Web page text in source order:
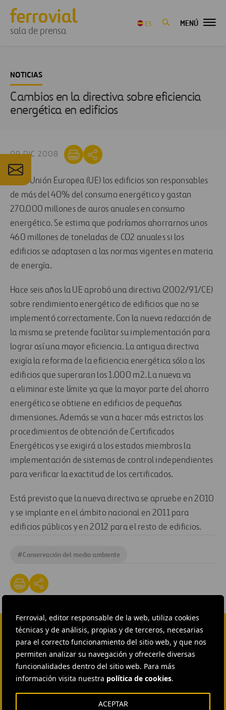
Ferrovial, editor responsable de la web, utiliza cookies
técnicas y de análisis, propias y de terceros, necesarias
para el correcto funcionamiento del sitio web, y que nos
permiten analizar su navegación y ofrecerle diversas
funcionalidades dentro del sitio web. Para más
información visita nuestra política de cookies.
ACEPTAR
sala de prensa
ES MENÚ
NOTICIAS
Cambios en la directiva sobre eficiencia
energética en edificios
09 DIC 2008
En la Unión Europea (UE) los edificios son responsables
de más del 40% del consumo energético y gastan
270.000 millones de auros anuales en consumo
energético. Se estima que podríamos ahorrarnos unos
460 millones de toneladas de CO2 anuales si los
edificios se adaptasen a las normas vigentes en materia
de energía.
Hace seis años la UE aprobó una directiva (2002/91/CE)
sobre rendimiento energético de edificios que no se
implementó correctamente. Con la nueva redacción de
la misma se pretende facilitar su implementación para
lograr así una mayor eficiencia. La antigua directiva
exigía la reforma de la eficiencia energética sólo a los
edificios que superaran los 1.000 m2. La nueva va
a eliminar este límite ya que la mayor parte del ahorro
energético se obtiene en edificios de pequeñas
dimensiones. Además se van a hacer más estrictos los
procedimientos de obtención de Certificados
Energéticos y se exigirá a los estados miembros la
implementación de sistemas de control independientes
para verificar la exactitud de los certificados.
Está previsto que la nueva directiva se apruebe en 2010
y se implante en el ámbito nacional en 2011 para
edificios públicos y en 2012 para el resto de edificios.
#Conservación del medio ambiente
CONTACTA CON NOSOTROS
HEAD OF EXTERNAL
COMMUNICATION AND
INSTITUTIONAL RELATIONS
ENVIAR CORREO